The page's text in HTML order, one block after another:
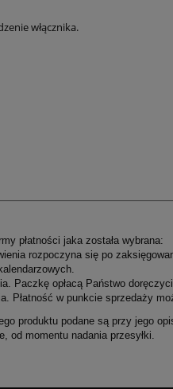
włącznika.
płatności jaka została wybrana:
rozpoczyna się po
Paczkę opłacą Państwo
Płatność w punkcie sprzedaży
produktu podane są przy jego
od momentu nadania przesyłki.